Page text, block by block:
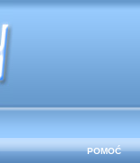
POMOĆ